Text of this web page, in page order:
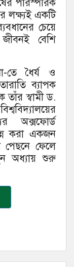
পারস্পরিক
লক্ষ্যই একটি
চেয়ে
বেশি
তে ধৈর্য ও
ব্যাপক
তাঁর স্বামী ড.
অক্সফোর্ড
করা একজন
পেছনে ফেলে
অধ্যায় শুরু